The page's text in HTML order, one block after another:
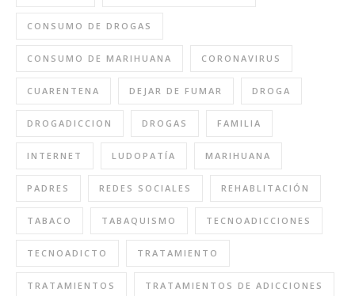
CONSUMO DE DROGAS
CONSUMO DE MARIHUANA CORONAVIRUS
CUARENTENA DEJAR DE FUMAR DROGA
DROGADICCION DROGAS FAMILIA
INTERNET LUDOPATÍA MARIHUANA
PADRES REDES SOCIALES REHABLITACIÓN
TABACO TABAQUISMO TECNOADICCIONES
TECNOADICTO TRATAMIENTO
TRATAMIENTOS TRATAMIENTOS DE ADICCIONES